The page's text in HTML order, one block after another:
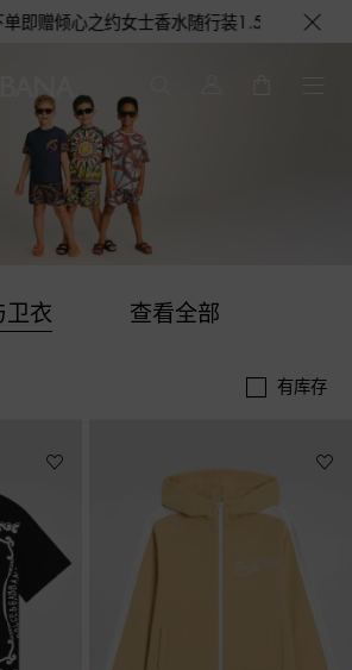
约女士香水随行装1.5ML，
卫衣 查看全部
有库存